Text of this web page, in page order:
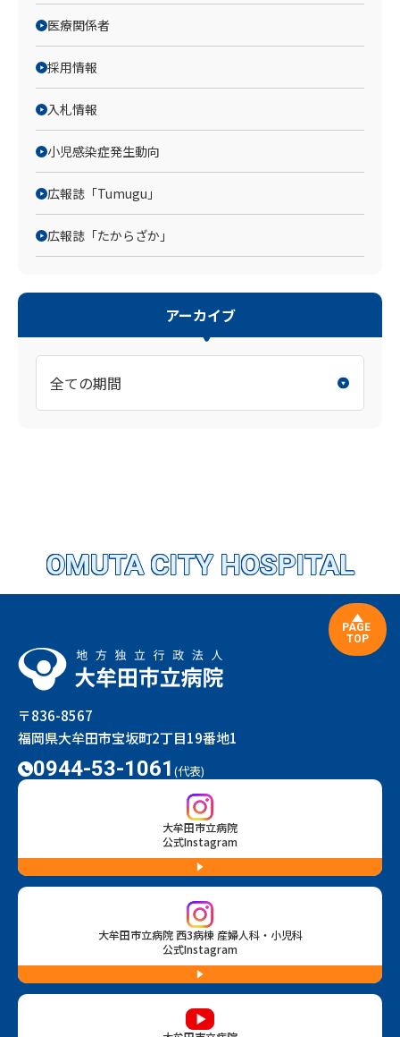
医療関係者
採用情報
入札情報
小児感染症発生動向
広報誌「Tumugu」
広報誌「たからざか」
アーカイブ
OMUTA CITY HOSPITAL
〒836-8567
福岡県大牟田市宝坂町2丁目19番地1
0944-53-1061 (代表)
大牟田市立病院
公式Instagram
大牟田市立病院 西3病棟 産婦人科・小児科
公式Instagram
PAGE
TOP